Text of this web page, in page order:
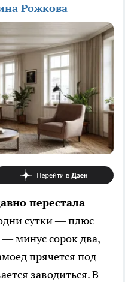
Рожкова
перестала
сутки — плюс
— минус сорок два,
прячется под
заводиться. В